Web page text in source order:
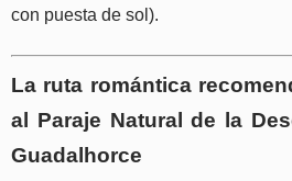
con puesta de sol).
La ruta romántica
al Paraje Natural de la
Guadalhorce